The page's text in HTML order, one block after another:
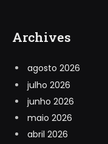
Archives
agosto 2026
julho 2026
junho 2026
maio 2026
abril 2026